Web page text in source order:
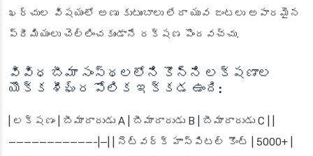
ఖర్చుల విషయంలో అణు కుటుంబాలు లేదా యువ జంటలు అపారమైన
ప్రీమియంలు చెల్లించకుండానే రక్షణ పొందవచ్చు.
వివిధ బీమా సంస్థలలోని కొన్ని లక్షణాల
యొక్క శీఘ్ర పోలిక ఇక్కడ ఉంది:
| లక్షణం | బీమాదారుడు A | బీమాదారుడు B | బీమాదారుడు C | |
———————————-|—| | నెట్‌వర్క్ హాస్పిటల్ కౌంట్ | 5000+ |